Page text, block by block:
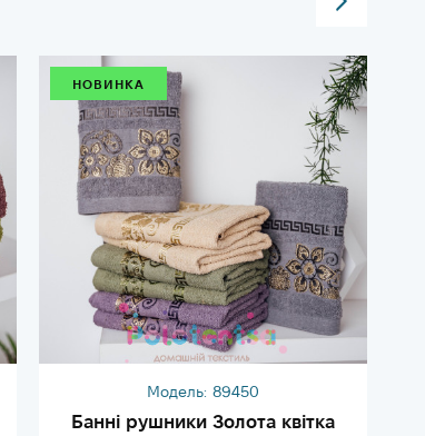
НОВИНКА
Модель: 89450
Банні рушники Золота квітка